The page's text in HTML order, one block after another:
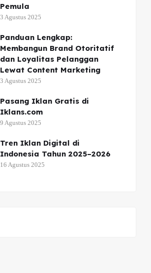
Pemula
3 Agustus 2025
Panduan Lengkap:
Membangun Brand Otoritatif
dan Loyalitas Pelanggan
Lewat Content Marketing
3 Agustus 2025
Pasang Iklan Gratis di
Iklans.com
9 Agustus 2025
Tren Iklan Digital di
Indonesia Tahun 2025–2026
16 Agustus 2025